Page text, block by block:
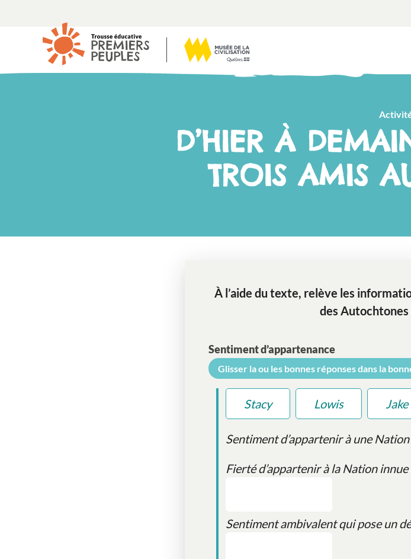
D’HIER À
TROIS AMIS
À l’aide du texte, relève les
des
Sentiment d’appartenance
Glisser la ou les bonnes réponses dans la
Stacy Lowis Jake
Sentiment d’appartenir à une
Fierté d’appartenir à la Nation
Sentiment ambivalent qui pose un